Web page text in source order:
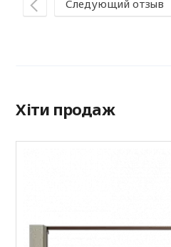
Следующий отзыв
Хіти продаж